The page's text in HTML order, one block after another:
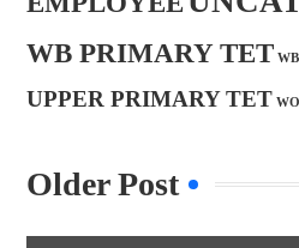
WB PRIMARY TET
UPPER PRIMARY TET
Older Post